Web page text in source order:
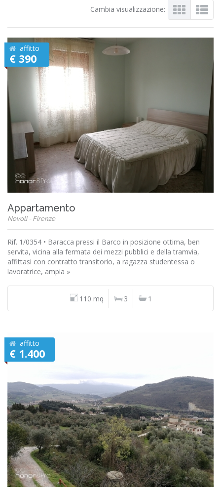
Cambia visualizzazione:
affitto
€ 390
Appartamento
Novoli - Firenze
Rif. 1/0354 • Baracca pressi il Barco in posizione ottima, ben
servita, vicina alla fermata dei mezzi pubblici e della tramvia,
affittasi con contratto transitorio, a ragazza studentessa o
lavoratrice, ampia »
110 mq 3 1
affitto
€ 1.400